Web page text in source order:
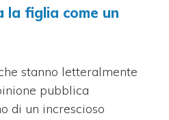
la figlia come un
stanno letteralmente
pubblica
di un increscioso